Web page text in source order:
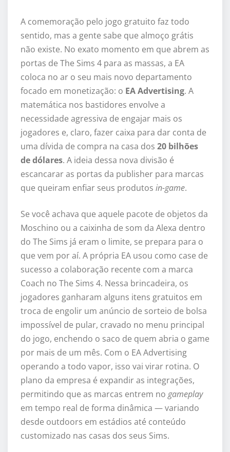
A comemoração pelo jogo gratuito faz todo
sentido, mas a gente sabe que almoço grátis
não existe. No exato momento em que abrem as
portas de The Sims 4 para as massas, a EA
coloca no ar o seu mais novo departamento
focado em monetização: o EA Advertising. A
matemática nos bastidores envolve a
necessidade agressiva de engajar mais os
jogadores e, claro, fazer caixa para dar conta de
uma dívida de compra na casa dos 20 bilhões
de dólares. A ideia dessa nova divisão é
escancarar as portas da publisher para marcas
que queiram enfiar seus produtos in-game.
Se você achava que aquele pacote de objetos da
Moschino ou a caixinha de som da Alexa dentro
do The Sims já eram o limite, se prepara para o
que vem por aí. A própria EA usou como case de
sucesso a colaboração recente com a marca
Coach no The Sims 4. Nessa brincadeira, os
jogadores ganharam alguns itens gratuitos em
troca de engolir um anúncio de sorteio de bolsa
impossível de pular, cravado no menu principal
do jogo, enchendo o saco de quem abria o game
por mais de um mês. Com o EA Advertising
operando a todo vapor, isso vai virar rotina. O
plano da empresa é expandir as integrações,
permitindo que as marcas entrem no gameplay
em tempo real de forma dinâmica — variando
desde outdoors em estádios até conteúdo
customizado nas casas dos seus Sims.